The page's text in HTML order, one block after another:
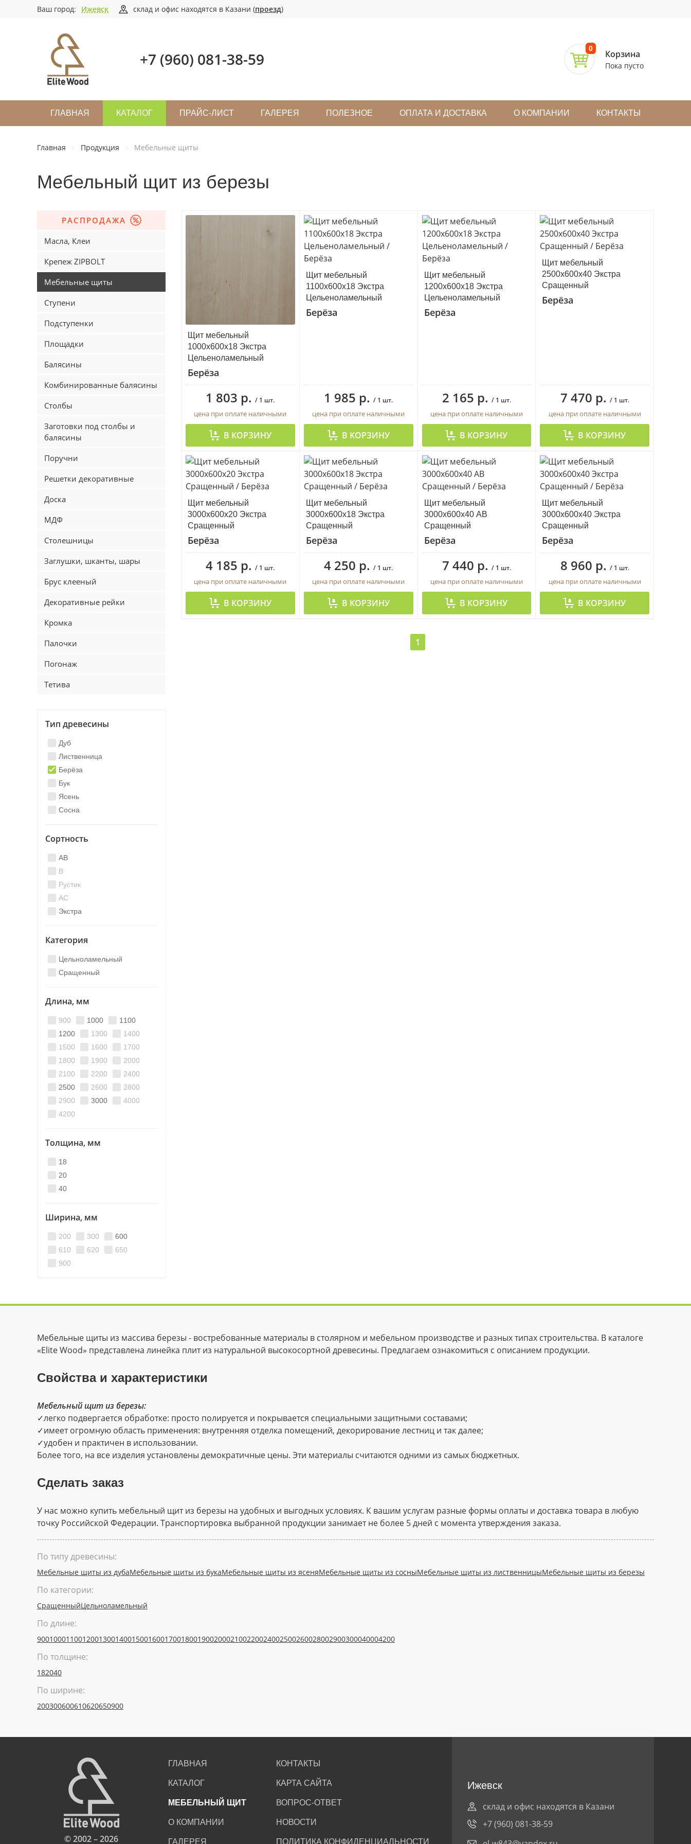
Ваш город: Ижевск склад и офис находятся в Казани (проезд)
+7 (960) 081-38-59
0 Корзина
Пока пусто
ГЛАВНАЯ КАТАЛОГ ПРАЙС-ЛИСТ ГАЛЕРЕЯ ПОЛЕЗНОЕ ОПЛАТА И ДОСТАВКА О КОМПАНИИ КОНТАКТЫ
Главная Продукция Мебельные щиты
Мебельный щит из березы
РАСПРОДАЖА
Масла, Клеи
Крепеж ZIPBOLT
Мебельные щиты
Ступени
Подступенки
Площадки
Балясины
Комбинированные балясины
Столбы
Заготовки под столбы и
балясины
Поручни
Решетки декоративные
Доска
МДФ
Столешницы
Заглушки, шканты, шары
Брус клееный
Декоративные рейки
Кромка
Палочки
Погонаж
Тетива
Тип древесины
Дуб
Лиственница
Берёза
Бук
Ясень
Сосна
Сортность
AB
B
Рустик
AC
Экстра
Категория
Цельноламельный
Сращенный
Длина, мм
900 1000
1100
1200
1300
1400
1500
1600
1700
1800
1900
2000
2100
2200
2400
2500
2600
2800
2900
3000
4000
4200
Толщина, мм
18
20
40
Ширина, мм
200 300
600
610
620
650
900
Щит мебельный
1000х600х18 Экстра
Цельеноламельный
Берёза
1 803 р. / 1 шт.
цена при оплате наличными
В КОРЗИНУ
Щит мебельный
1100х600х18 Экстра
Цельеноламельный
Берёза
1 985 р. / 1 шт.
цена при оплате наличными
В КОРЗИНУ
Щит мебельный
1200х600х18 Экстра
Цельеноламельный
Берёза
2 165 р. / 1 шт.
цена при оплате наличными
В КОРЗИНУ
Щит мебельный
2500х600х40 Экстра
Сращенный
Берёза
7 470 р. / 1 шт.
цена при оплате наличными
В КОРЗИНУ
Щит мебельный
3000х600х20 Экстра
Сращенный
Берёза
4 185 р. / 1 шт.
цена при оплате наличными
В КОРЗИНУ
Щит мебельный
3000х600х18 Экстра
Сращенный
Берёза
4 250 р. / 1 шт.
цена при оплате наличными
В КОРЗИНУ
Щит мебельный
3000х600х40 АВ
Сращенный
Берёза
7 440 р. / 1 шт.
цена при оплате наличными
В КОРЗИНУ
Щит мебельный
3000х600х40 Экстра
Сращенный
Берёза
8 960 р. / 1 шт.
цена при оплате наличными
В КОРЗИНУ
1
Мебельные щиты из массива березы - востребованные материалы в столярном и мебельном производстве и разных типах строительства. В каталоге
«Elite Wood» представлена линейка плит из натуральной высокосортной древесины. Предлагаем ознакомиться с описанием продукции.
Свойства и характеристики
Мебельный щит из березы:
✓легко подвергается обработке: просто полируется и покрывается специальными защитными составами;
✓имеет огромную область применения: внутренняя отделка помещений, декорирование лестниц и так далее;
✓удобен и практичен в использовании.
Более того, на все изделия установлены демократичные цены. Эти материалы считаются одними из самых бюджетных.
Сделать заказ
У нас можно купить мебельный щит из березы на удобных и выгодных условиях. К вашим услугам разные формы оплаты и доставка товара в любую
точку Российской Федерации. Транспортировка выбранной продукции занимает не более 5 дней с момента утверждения заказа.
По типу древесины:
Мебельные щиты из дубаМебельные щиты из букаМебельные щиты из ясеняМебельные щиты из сосныМебельные щиты из лиственницыМебельные щиты из березы
По категории:
СращенныйЦельноламельный
По длине:
900100011001200130014001500160017001800190020002100220024002500260028002900300040004200
По толщине:
182040
По ширине:
200300600610620650900
© 2002 – 2026
ГЛАВНАЯ
КАТАЛОГ
МЕБЕЛЬНЫЙ ЩИТ
О КОМПАНИИ
ГАЛЕРЕЯ
КОНТАКТЫ
КАРТА САЙТА
ВОПРОС-ОТВЕТ
НОВОСТИ
ПОЛИТИКА КОНФИДЕНЦИАЛЬНОСТИ
Ижевск
склад и офис находятся в Казани
+7 (960) 081-38-59